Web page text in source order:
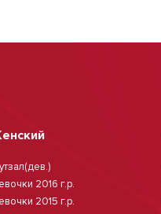
2016 г.р.
2015 г.р.